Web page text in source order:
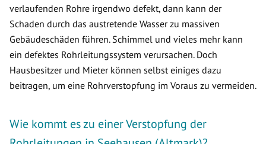
verlaufenden Rohre irgendwo defekt, dann kann der
Schaden durch das austretende Wasser zu massiven
Gebäudeschäden führen. Schimmel und vieles mehr kann
ein defektes Rohrleitungssystem verursachen. Doch
Hausbesitzer und Mieter können selbst einiges dazu
beitragen, um eine Rohrverstopfung im Voraus zu vermeiden.
Wie kommt es zu einer Verstopfung der